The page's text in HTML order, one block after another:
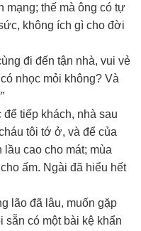
mạng; thế mà ông có tự
không ích gì cho đời
đi đến tận nhà, vui vẻ
nhọc mỏi không? Và
tiếp khách, nhà sau
tôi tớ ở, và để của
cao cho mát; mùa
ấm. Ngài đã hiểu hết
lão đã lâu, muốn gặp
sẵn có một bài kệ khẩn